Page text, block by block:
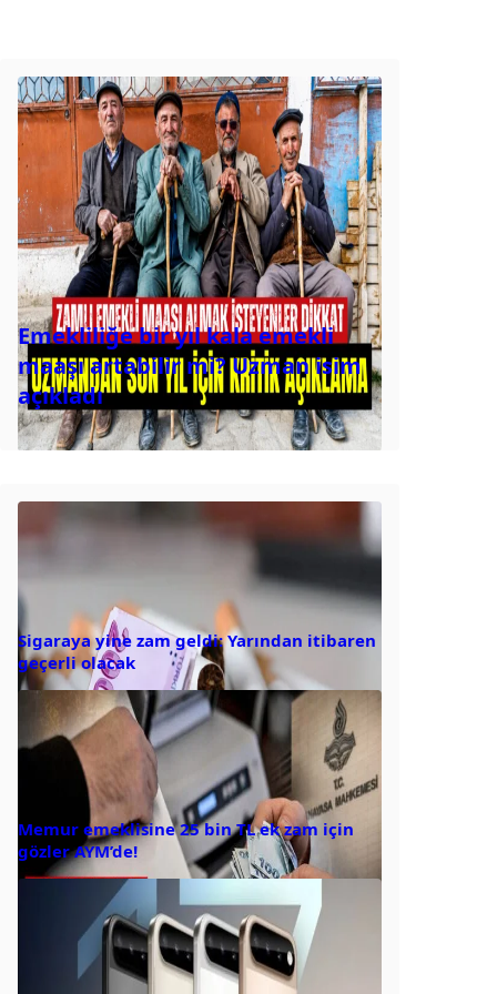
Emekliliğe bir yıl kala emekli
maaşı artabilir mi? Uzman isim
açıkladı
Sigaraya yine zam geldi: Yarından itibaren
geçerli olacak
Memur emeklisine 25 bin TL ek zam için
gözler AYM’de!